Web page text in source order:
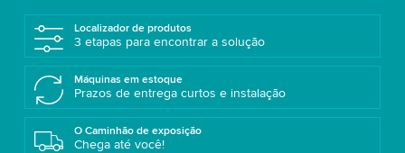
Localizador de produtos
3 etapas para encontrar a solução
Máquinas em estoque
Prazos de entrega curtos e instalação
O Caminhão de exposição
Chega até você!